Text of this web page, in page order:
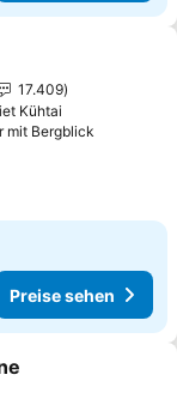
hinzufügen
17.409
Kühtai
mit Bergblick
Preise sehen
hinzufügen